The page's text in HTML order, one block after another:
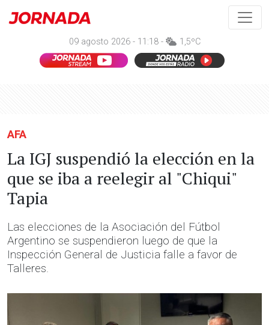
09 agosto 2026 - 11:18 - 1,5ºC
AFA
La IGJ suspendió la elección en la
que se iba a reelegir al "Chiqui"
Tapia
Las elecciones de la Asociación del Fútbol
Argentino se suspendieron luego de que la
Inspección General de Justicia falle a favor de
Talleres.